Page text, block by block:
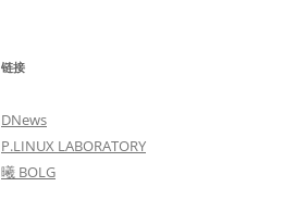
链接
DNews
P.LINUX LABORATORY
曦 BOLG